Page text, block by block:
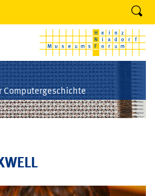
Computergeschichte